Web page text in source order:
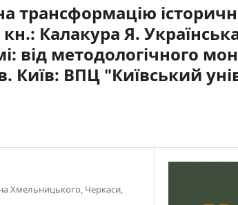
трансформацію
кн.: Калакура Я.
від методологічного
Київ: ВПЦ "Київський
Хмельницького, Черкаси,